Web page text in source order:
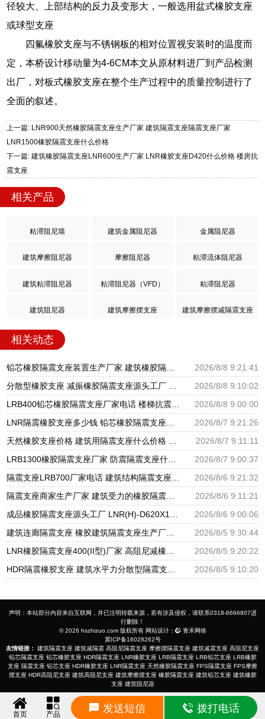
径较大、上部结构的反力及变形大，一般选用盆式橡胶支座
或球型支座
四氟橡胶支座与不锈钢板的相对位置视安装时的温度而
定，本桥设计移动量为4-6CM本文从原材料进厂到产品检测
出厂，对板式橡胶支座在整个生产过程中的质量控制进行了
全面的叙述。
上一篇: LNR900天然橡胶隔震支座生产厂家 建筑隔震支座隔震支座厂家
LNR1500橡胶隔震支座什么价格
下一篇: 建筑橡胶隔震支座LNR600生产厂家 LNR橡胶支座D420什么价格 楼房抗
震支座
相关产品
粘滞阻尼墙 建筑金属阻尼器 金属阻尼器
建筑摩擦阻尼器 摩擦阻尼器 粘滞流体阻尼器
建筑粘滞阻尼器 粘滞阻尼器（VFD） 粘滞阻尼器
建筑阻尼器 建筑摩擦摆支座 建筑摩擦摆减隔震支座
相关动态
铅芯橡胶隔震支座装置生产厂家 建筑橡胶隔震支座LNR-700源头工厂 隔震支座价钱
2026/8/8 9:21:41
分散型橡胶支座 减振橡胶隔震支座源头工厂 隔震橡胶支座厂家电话
2026/8/8 9:10:02
LRB400铅芯橡胶隔震支座厂家电话 楼梯抗震支座 分散型隔震支座
2026/8/8 9:00:00
LNR隔震橡胶支座多少钱 铅芯橡胶隔震支座报价 高阻尼橡胶隔震支座生产厂家
2026/8/7 9:21:26
天然橡胶支座价格 建筑用隔震支座什么价格 橡胶楼梯支座价格
2026/8/7 9:11:11
LRB1300橡胶隔震支座厂家 防震隔震支座什么价格 LRB700铅芯橡胶隔震支座什么价格
2026/8/7 9:00:37
隔震支座LRB700厂家电话 建筑结构隔震支座厂家电话 LNR900隔震橡胶支座生产加工
2026/8/6 9:21:32
隔震支座商家生产厂家 建筑受力的橡胶隔震支座厂家 LNR隔震支座500厂家
2026/8/6 9:11:21
成品橡胶隔震支座源头工厂 LNR(H)-D620X179隔震支座源头工厂 水平分散型隔震支座生产厂家
2026/8/6 9:00:06
建筑连廊隔震支座 橡胶建筑隔震支座生产厂家 建筑铅芯隔振支座厂家
2026/8/5 9:30:44
LNR橡胶隔震支座400(II型)厂家 高阻尼减橡胶隔震支座厂家 建筑橡胶建筑隔震支座厂家
2026/8/5 9:20:22
HDR隔震橡胶支座 建筑水平力分散型隔震支座生产厂家 圆形高阻尼隔震支座的源头工厂
2026/8/5 9:10:20
首页 产品 发送短信 拨打电话
声明：本站部分内容来自互联网，并已注明转载来源，若有涉及侵权，请联系0318-6666807进
行删除！
© 2026 hszhizuo.com 版权所有 网站设计：
青禾网络
冀ICP备16028262号
友情链接：
建筑隔震支座 建筑减隔震 高阻尼隔震支座 摩擦摆隔震支座 建筑减震支座 高阻尼支座
铅芯隔震支座 铅芯橡胶支座 HDR隔震支座 LNR橡胶支座 LRB隔震支座 LRB铅芯支座 LRB橡胶
支座 隔震支座 铅芯支座 HDR橡胶支座 LNR隔震支座 天然橡胶隔震支座 FPS隔震支座 FPS摩擦
摆支座 HDR高阻尼支座 建筑高阻尼支座 建筑摩擦摆支座 橡胶隔震支座 建筑铅芯支座 建筑橡胶
支座 建筑阻尼器